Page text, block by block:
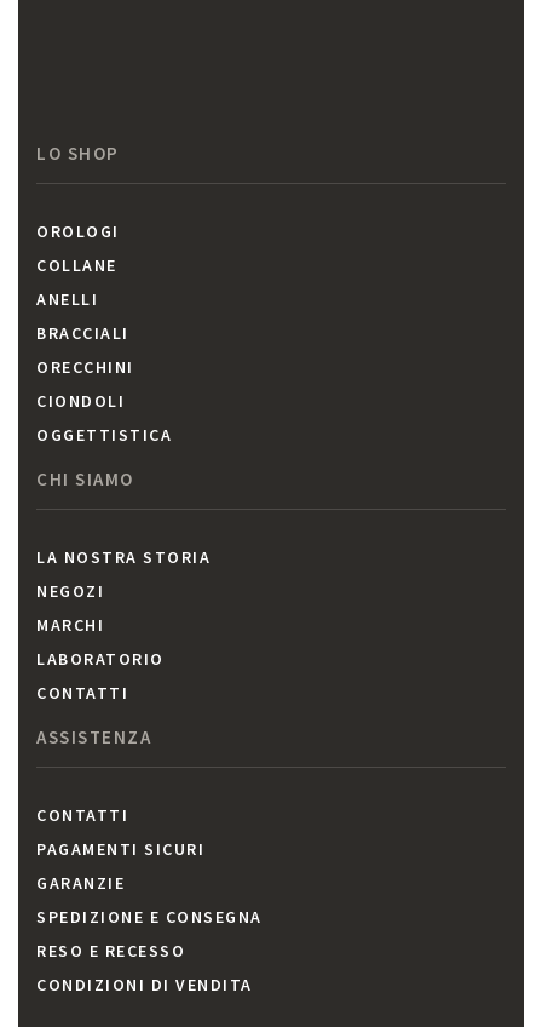
LO SHOP
OROLOGI
COLLANE
ANELLI
BRACCIALI
ORECCHINI
CIONDOLI
OGGETTISTICA
CHI SIAMO
LA NOSTRA STORIA
NEGOZI
MARCHI
LABORATORIO
CONTATTI
ASSISTENZA
CONTATTI
PAGAMENTI SICURI
GARANZIE
SPEDIZIONE E CONSEGNA
RESO E RECESSO
CONDIZIONI DI VENDITA